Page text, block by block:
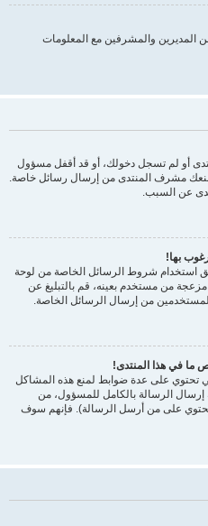
المديرين والمشرفين مع المعلومات
أو لم تسجل دخولك، أو قد أقفل مسؤول
منعك مشرف المنتدى من إرسال رسائل خاصة.
عن السبب.
بها!
استخدام شروط الرسائل الخاصة من لوحة
من مستخدم بعينه، قم بالتبليغ عن
من إرسال الرسائل الخاصة.
ما في هذا المنتدى!
تحتوي على عدة ضوابط لمنع هذه المشاكل
إرسال الرسالة بالكامل للمسؤول، من
على من أرسل الرسالة). فإنهم سوف